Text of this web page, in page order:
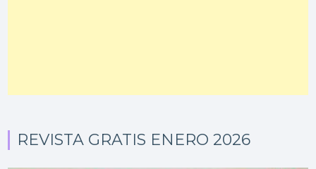
REVISTA GRATIS ENERO 2026